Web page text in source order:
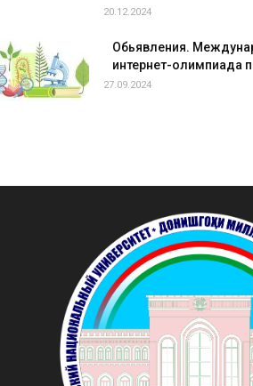
20.12.2024
Обьявления.
интернет-олимпиада
27.09.2024